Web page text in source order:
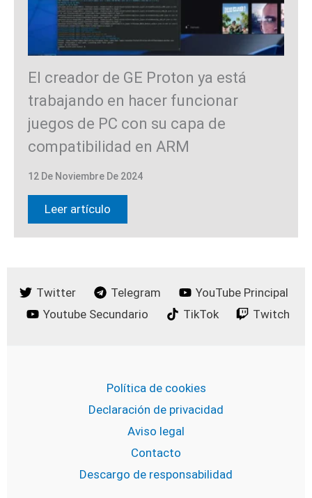
El creador de GE Proton ya está
trabajando en hacer funcionar
juegos de PC con su capa de
compatibilidad en ARM
12 De Noviembre De 2024
Leer artículo
Twitter Telegram
YouTube Principal
Youtube Secundario
TikTok Twitch
Política de cookies
Declaración de privacidad
Aviso legal
Contacto
Descargo de responsabilidad